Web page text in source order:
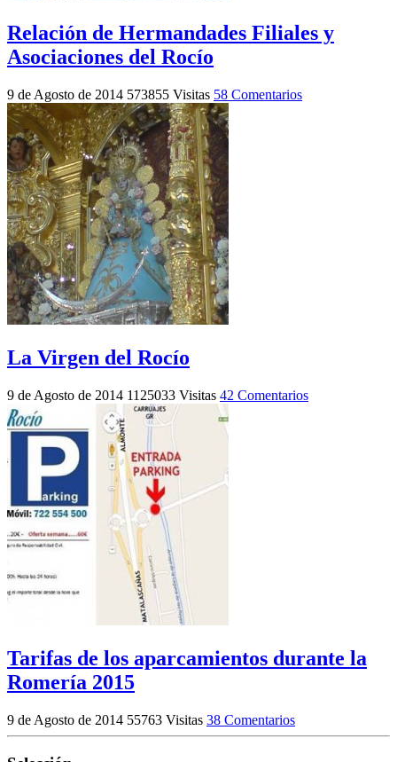
Relación de Hermandades Filiales y
Asociaciones del Rocío
9 de Agosto de 2014 573855 Visitas 58 Comentarios
La Virgen del Rocío
9 de Agosto de 2014 1125033 Visitas 42 Comentarios
Tarifas de los aparcamientos durante la
Romería 2015
9 de Agosto de 2014 55763 Visitas 38 Comentarios